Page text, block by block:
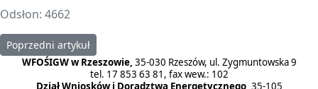
Odsłon: 4662
Poprzedni artykuł: Program "Usuwanie wyrobów zawierających
Poprzedni artykuł
WFOŚIGW w Rzeszowie, 35-030 Rzeszów, ul. Zygmuntowska 9
tel. 17 853 63 81, fax wew.: 102
Dział Wniosków i Doradztwa Energetycznego, 35-105